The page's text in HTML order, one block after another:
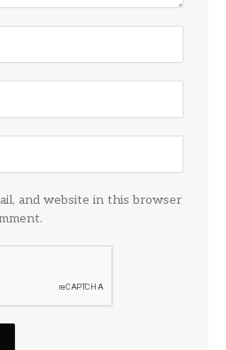
and website in this browser